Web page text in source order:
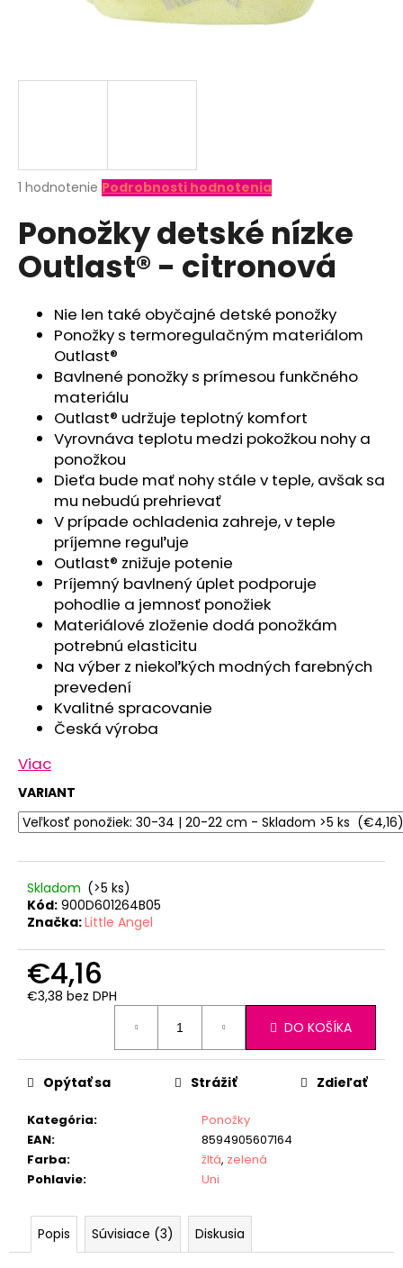
Priemerné
produktu
je
5,0
z
hviezdičiek.
1 hodnotenie Podrobnosti hodnotenia
Ponožky detské nízke
Outlast® - citronová
Nie len také obyčajné detské ponožky
Ponožky s termoregulačným materiálom
Outlast®
Bavlnené ponožky s prímesou funkčného
materiálu
Outlast® udržuje teplotný komfort
Vyrovnáva teplotu medzi pokožkou nohy a
ponožkou
Dieťa bude mať nohy stále v teple, avšak sa
mu nebudú prehrievať
V prípade ochladenia zahreje, v teple
príjemne reguľuje
Outlast® znižuje potenie
Príjemný bavlnený úplet podporuje
pohodlie a jemnosť ponožiek
Materiálové zloženie dodá ponožkám
potrebnú elasticitu
Na výber z niekoľkých modných farebných
prevedení
Kvalitné spracovanie
Česká výroba
Viac
VARIANT
Skladom (>5 ks)
Kód: 900D601264B05
Značka:Little Angel
€4,16
€3,38 bez DPH
DO KOŠÍKA
Kategória:
Ponožky
EAN:
8594905607164
Farba: žltá, zelená
Pohlavie: Uni
Opýtať sa Strážiť Zdieľať
Popis Súvisiace (3) Diskusia
PONOŽKY
ANGEL
OUTLAST®
ŠEDÁ/
ČIERNA
€3,74